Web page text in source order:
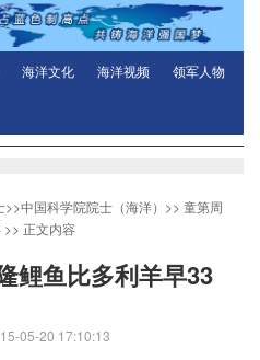
海洋文化 海洋视频 领军人物
>>中国科学院院士（海洋） >> 童第周
>> 正文内容
鲤鱼比多利羊早33
05-20 17:10:13